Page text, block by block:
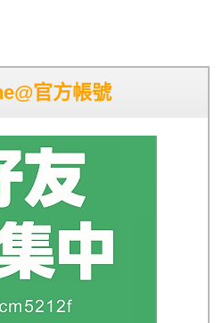
官方帳號